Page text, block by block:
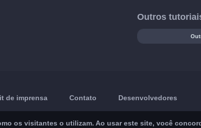
Outros
de imprensa Contato Desenvolvedores
os visitantes o utilizam. Ao usar este site, você